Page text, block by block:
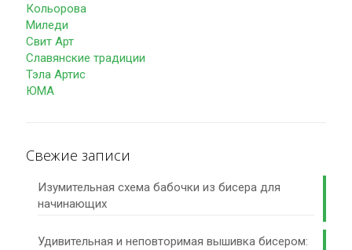
Кольорова
Миледи
Свит Арт
Славянские традиции
Тэла Артис
ЮМА
Свежие записи
Изумительная схема бабочки из бисера для
начинающих
Удивительная и неповторимая вышивка бисером: